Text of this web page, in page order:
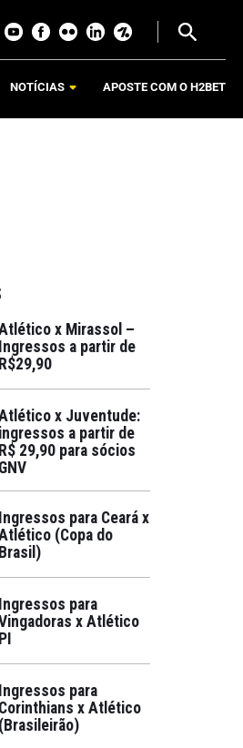
NOTÍCIAS APOSTE COM O H2BET
x Mirassol –
Ingressos a partir de
R$29,90
x Juventude:
ingressos a partir de
R$ 29,90 para sócios
GNV
Ingressos para Ceará x
(Copa do
Brasil)
Ingressos para
x Atlético
PI
Ingressos para
Corinthians x Atlético
(Brasileirão)